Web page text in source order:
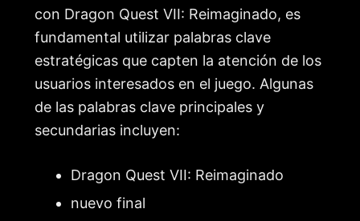
con Dragon Quest VII: Reimaginado, es
fundamental utilizar palabras clave
estratégicas que capten la atención de los
usuarios interesados en el juego. Algunas
de las palabras clave principales y
secundarias incluyen:
Dragon Quest VII: Reimaginado
nuevo final